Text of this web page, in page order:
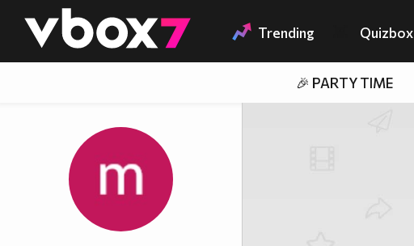
👾 Trending Quizbox
🎉 PARTY TIME